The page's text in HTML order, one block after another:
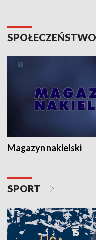
SPOŁECZEŃSTWO
Magazyn nakielski
SPORT